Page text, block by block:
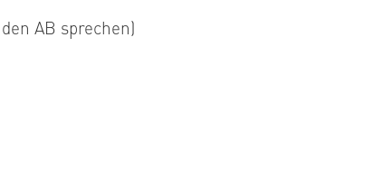
AB sprechen)